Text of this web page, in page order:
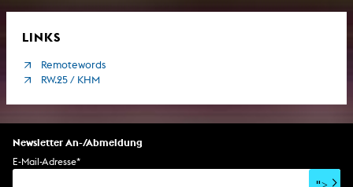
LINKS
Remotewords
RW.25 / KHM
Newsletter An-/Abmeldung
E-Mail-Adresse*
">